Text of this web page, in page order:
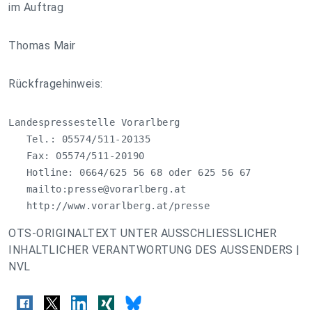
im Auftrag
Thomas Mair
Rückfragehinweis:
Landespressestelle Vorarlberg
   Tel.: 05574/511-20135
   Fax: 05574/511-20190
   Hotline: 0664/625 56 68 oder 625 56 67
   mailto:
presse@vorarlberg.at
   http://www.vorarlberg.at/presse
OTS-ORIGINALTEXT UNTER AUSSCHLIESSLICHER
INHALTLICHER VERANTWORTUNG DES AUSSENDERS |
NVL